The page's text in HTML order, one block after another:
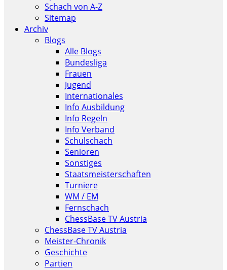
Schach von A-Z
Sitemap
Archiv
Blogs
Alle Blogs
Bundesliga
Frauen
Jugend
Internationales
Info Ausbildung
Info Regeln
Info Verband
Schulschach
Senioren
Sonstiges
Staatsmeisterschaften
Turniere
WM / EM
Fernschach
ChessBase TV Austria
ChessBase TV Austria
Meister-Chronik
Geschichte
Partien